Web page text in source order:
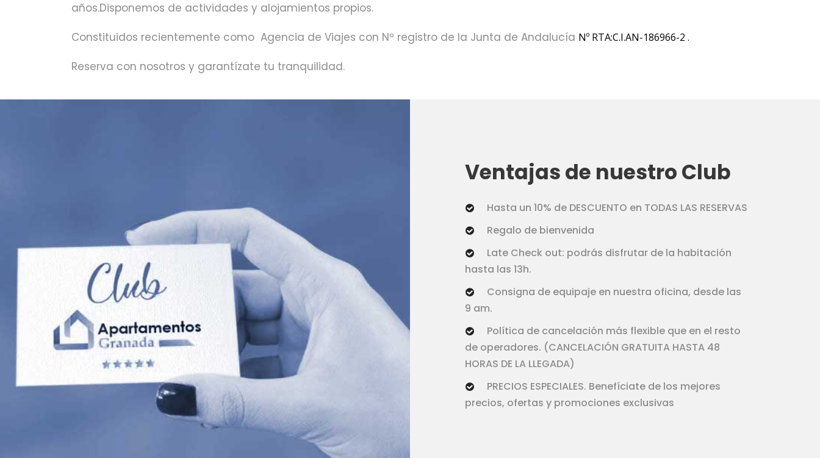
años.Disponemos de actividades y alojamientos propios.
Constituidos recientemente como Agencia de Viajes con Nº registro de la Junta de Andalucía Nº RTA:C.I.AN-186966-2 .
Reserva con nosotros y garantízate tu tranquilidad.
Ventajas de nuestro Club
Hasta un 10% de DESCUENTO en TODAS LAS RESERVAS
Regalo de bienvenida
Late Check out: podrás disfrutar de la habitación
hasta las 13h.
Consigna de equipaje en nuestra oficina, desde las
9 am.
Política de cancelación más flexible que en el resto
de operadores. (CANCELACIÓN GRATUITA HASTA 48
HORAS DE LA LLEGADA)
PRECIOS ESPECIALES. Benefíciate de los mejores
precios, ofertas y promociones exclusivas